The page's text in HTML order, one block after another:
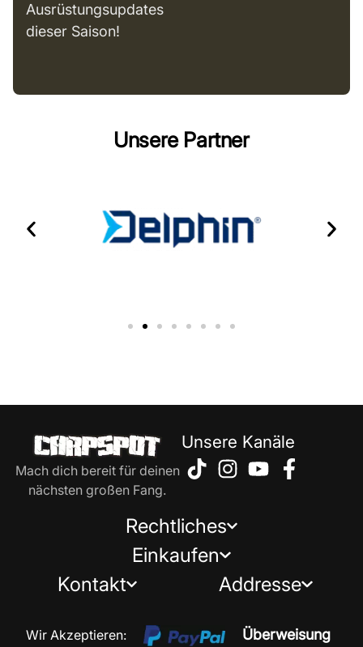
Ausrüstungsupdates
dieser Saison!
Unsere Partner
Mach dich bereit für deinen
nächsten großen Fang.
Unsere Kanäle
Rechtliches
Einkaufen
Kontakt
Addresse
Wir Akzeptieren: Überweisung